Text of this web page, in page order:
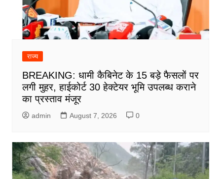
राज्य
BREAKING: धामी कैबिनेट के 15 बड़े फैसलों पर
लगी मुहर, हाईकोर्ट 30 हेक्टेयर भूमि उपलब्ध कराने
का प्रस्ताव मंजूर
admin August 7, 2026 0